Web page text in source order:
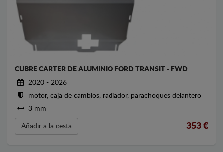
CUBRE CARTER DE ALUMINIO FORD TRANSIT - FWD
2020 - 2026
motor, caja de cambios, radiador, parachoques delantero
3 mm
Añadir a la cesta 353 €